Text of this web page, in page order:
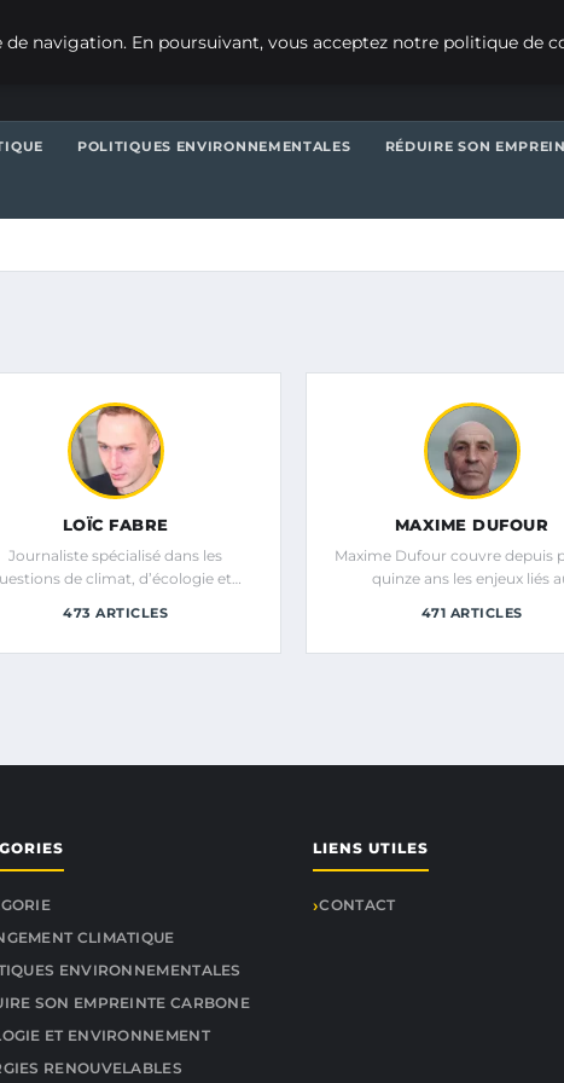
POLITIQUES ENVIRONNEMENTALES RÉDUIRE SON
LOÏC FABRE
Journaliste spécialisé dans les
de climat, d’écologie et…
473 ARTICLES
MAXIME DUFOUR
Maxime Dufour couvre depuis
quinze ans les enjeux liés
471 ARTICLES
CLIMATIQUE
ENVIRONNEMENTALES
SON EMPREINTE CARBONE
ET ENVIRONNEMENT
RENOUVELABLES
LIENS UTILES
CONTACT
navigation. En poursuivant, vous acceptez notre politique de